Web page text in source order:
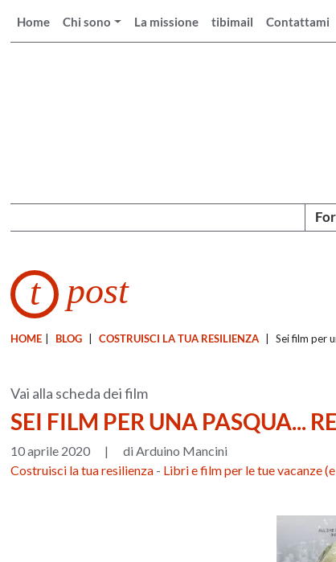
Home Chi sono La missione tibimail Contattami
t post
HOME BLOG COSTRUISCI LA TUA RESILIENZA Sei film per
Vai alla scheda dei film
SEI FILM PER UNA PASQUA...
10 aprile 2020 |
di Arduino Mancini
Costruisci la tua resilienza - Libri e film per le tue vacanze